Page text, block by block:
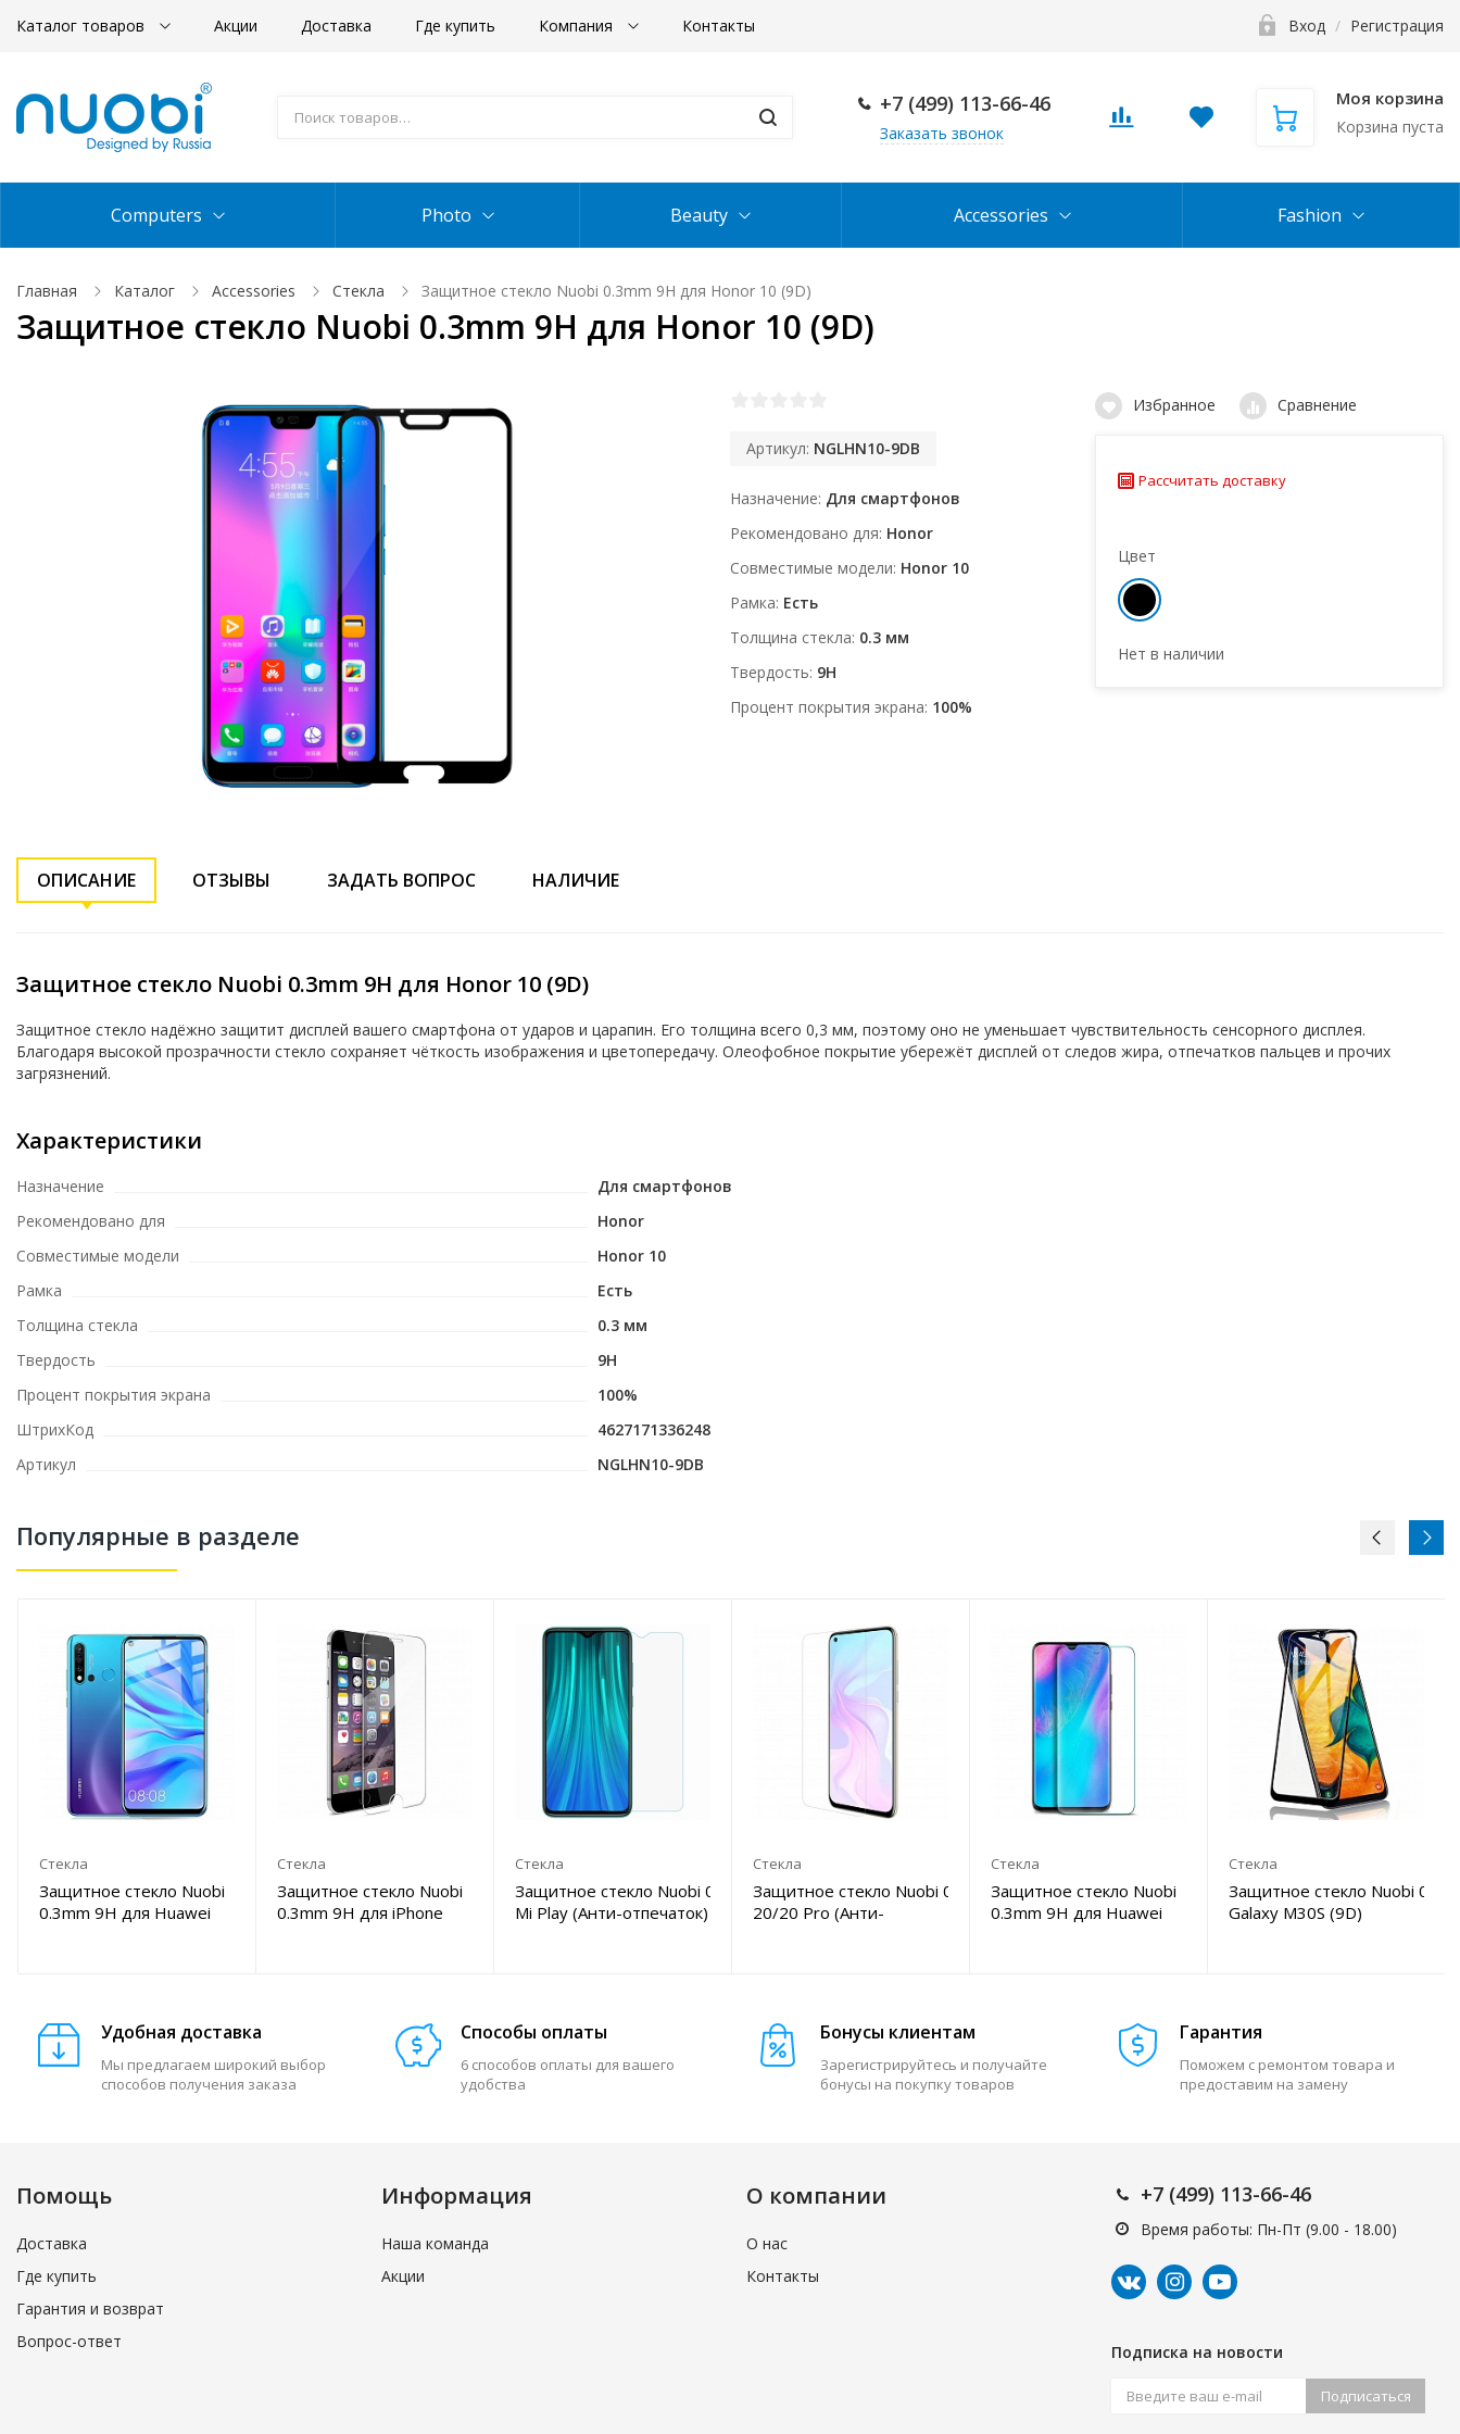
Каталог товаров Акции Доставка Где купить Компания Контакты Вход / Регистрация
+7 (499) 113-66-46
Заказать звонок
Моя корзина
Корзина пуста
Computers Photo Beauty Accessories Fashion
Главная Каталог Accessories Стекла Защитное стекло Nuobi 0.3mm 9H для Honor 10 (9D)
Защитное стекло Nuobi 0.3mm 9H для Honor 10 (9D)
Артикул: NGLHN10-9DB
Назначение Для смартфонов
Рекомендовано для Honor
Совместимые модели Honor 10
Рамка Есть
Толщина стекла 0.3 мм
Твердость 9H
Процент покрытия экрана 100%
Избранное Сравнение
Рассчитать доставку
Цвет
Нет в наличии
ОПИСАНИЕ ОТЗЫВЫ ЗАДАТЬ ВОПРОС НАЛИЧИЕ
Защитное стекло Nuobi 0.3mm 9H для Honor 10 (9D)
Защитное стекло надёжно защитит дисплей вашего смартфона от ударов и царапин. Его толщина всего 0,3 мм, поэтому оно не уменьшает чувствительность сенсорного дисплея.
Благодаря высокой прозрачности стекло сохраняет чёткость изображения и цветопередачу. Олеофобное покрытие убережёт дисплей от следов жира, отпечатков пальцев и прочих
загрязнений.
Характеристики
Назначение
Для смартфонов
Рекомендовано для
Honor
Совместимые модели
Honor 10
Рамка
Есть
Толщина стекла
0.3 мм
Твердость
9H
Процент покрытия экрана
100%
ШтрихКод
4627171336248
Артикул
NGLHN10-9DB
Популярные в разделе
Стекла
Защитное стекло Nuobi
0.3mm 9H для Huawei
Стекла
Защитное стекло Nuobi
0.3mm 9H для iPhone
Стекла
Защитное стекло Nuobi 0.3mm 9H для Xiaomi
Mi Play (Анти-отпечаток)
Стекла
Защитное стекло Nuobi 0.3mm 9H для Honor
20/20 Pro (Анти-
Стекла
Защитное стекло Nuobi
0.3mm 9H для Huawei
Стекла
Защитное стекло Nuobi
Galaxy M30S (9D)
Удобная доставка
Мы предлагаем широкий выбор
способов получения заказа
Способы оплаты
6 способов оплаты для вашего
удобства
Бонусы клиентам
Зарегистрируйтесь и получайте
бонусы на покупку товаров
Гарантия
Поможем с ремонтом товара и
предоставим на замену
Помощь
Доставка
Где купить
Гарантия и возврат
Вопрос-ответ
Информация
Наша команда
Акции
О компании
О нас
Контакты
+7 (499) 113-66-46
Время работы: Пн-Пт (9.00 - 18.00)
Подписка на новости
Подписаться